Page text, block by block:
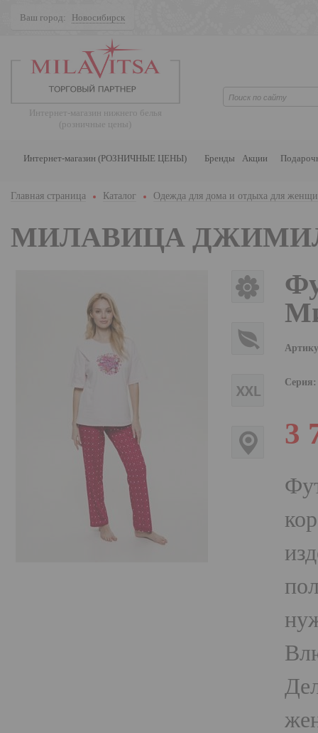
Ваш город: Новосибирск
Интернет-магазин нижнего белья
(розничные цены)
Интернет-магазин (РОЗНИЧНЫЕ ЦЕНЫ) Бренды Акции
Главная страница Каталог Одежда для дома и отдыха для
МИЛАВИЦА
Серия:
3